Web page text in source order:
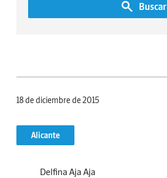
Buscar
18 de diciembre de 2015
Alicante
Delfina Aja Aja